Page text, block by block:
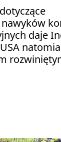
daje